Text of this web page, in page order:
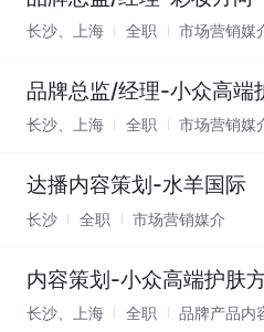
长沙、上海 全职 市场营销媒
品牌总监/经理-小众高端
长沙、上海 全职 市场营销媒
达播内容策划-水羊国际
长沙 全职 市场营销媒介
内容策划-小众高端护肤
长沙、上海 全职 品牌产品内